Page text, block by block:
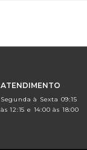
ATENDIMENTO
Segunda à Sexta 09:15
às 12:15 e 14:00 às 18:00